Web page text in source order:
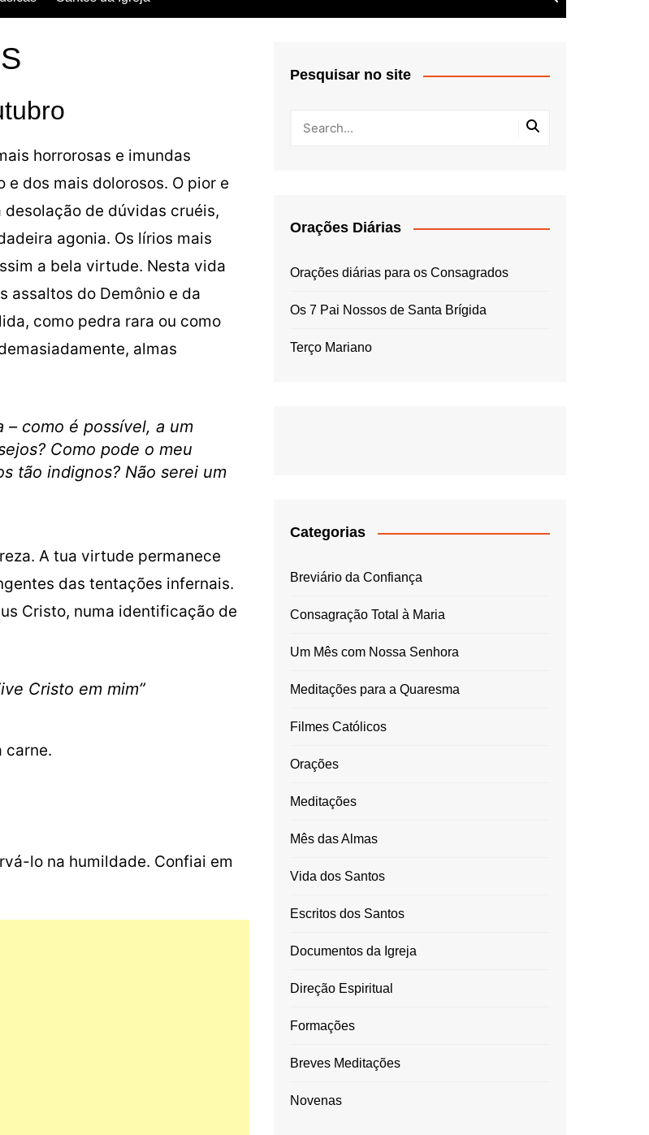
horrorosas e imundas
dos mais dolorosos. O pior e
de dúvidas cruéis,
agonia. Os lírios mais
a bela virtude. Nesta vida
assaltos do Demônio e da
como pedra rara ou como
almas
– como é possível, a um
Como pode o meu
tão indignos? Não serei um
A tua virtude permanece
das tentações infernais.
Cristo, numa identificação de
Cristo em mim”
carne.
lo na humildade. Confiai em
Pesquisar no site
Orações Diárias
Orações diárias para os Consagrados
Os 7 Pai Nossos de Santa Brígida
Terço Mariano
Categorias
Breviário da Confiança
Consagração Total à Maria
Um Mês com Nossa Senhora
Meditações para a Quaresma
Filmes Católicos
Orações
Meditações
Mês das Almas
Vida dos Santos
Escritos dos Santos
Documentos da Igreja
Direção Espiritual
Formações
Breves Meditações
Novenas